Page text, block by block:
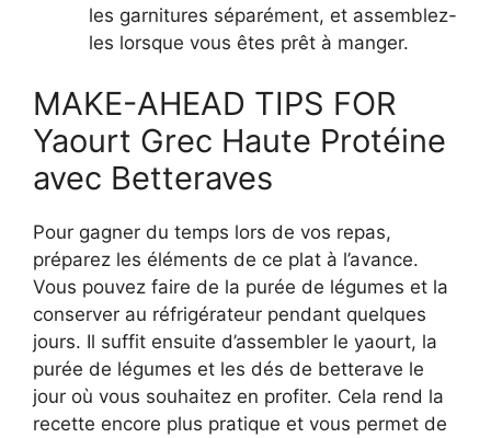
les garnitures séparément, et assemblez-
les lorsque vous êtes prêt à manger.
MAKE-AHEAD TIPS FOR
Yaourt Grec Haute Protéine
avec Betteraves
Pour gagner du temps lors de vos repas,
préparez les éléments de ce plat à l’avance.
Vous pouvez faire de la purée de légumes et la
conserver au réfrigérateur pendant quelques
jours. Il suffit ensuite d’assembler le yaourt, la
purée de légumes et les dés de betterave le
jour où vous souhaitez en profiter. Cela rend la
recette encore plus pratique et vous permet de